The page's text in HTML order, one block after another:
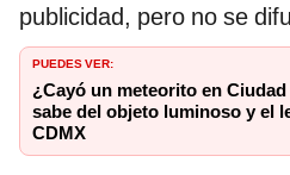
publicidad, pero no se
PUEDES VER:
¿Cayó un meteorito en
sabe del objeto luminoso y el
CDMX